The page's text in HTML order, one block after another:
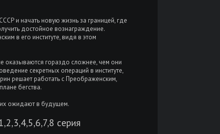
и начать новую жизнь за границей, где
достойное вознаграждение.
в его институте, видя в этом
оказываются гораздо сложнее, чем они
секретных операций в институте,
решает работать с Преображенским,
бегства.
их ожидают в будущем.
серия